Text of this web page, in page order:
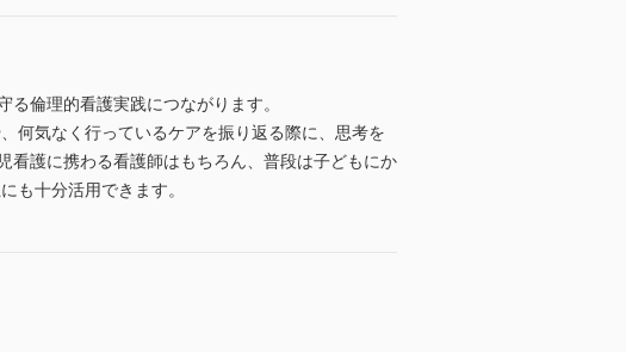
倫理的看護実践につながります。
何気なく行っているケアを振り返る際に、思考を
看護に携わる看護師はもちろん、普段は子どもにか
も十分活用できます。